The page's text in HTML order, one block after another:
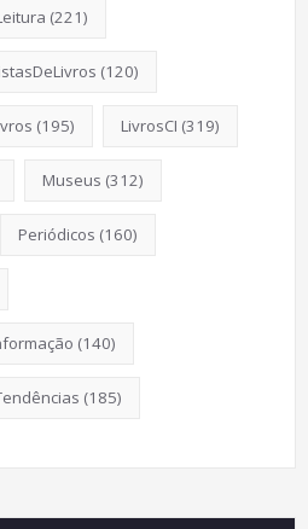
(221)
(120)
(195) LivrosCI (319)
Museus (312)
Periódicos (160)
(140)
(185)